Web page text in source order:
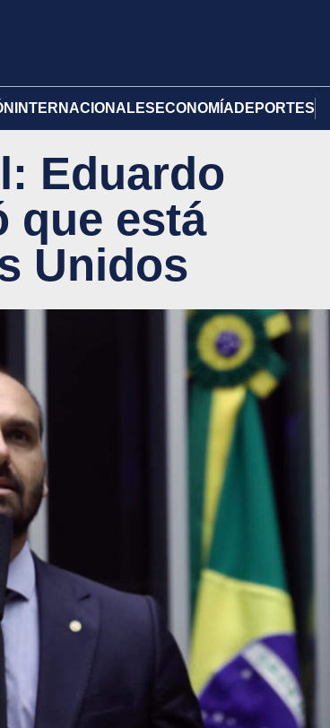
INTERNACIONALES ECONOMÍA DEPORTES
Eduardo
que está
Unidos